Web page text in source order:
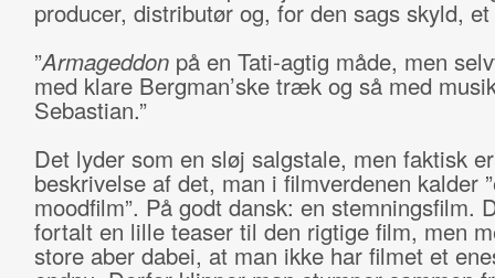
producer, distributør og, for den sags skyld,
”Armageddonpå en Tati-agtig måde, men
med klare Bergman’ske træk og så med
Sebastian.”
Det lyder som en sløj salgstale, men faktisk
beskrivelse af det, man i filmverdenen kalder
moodfilm”. På godt dansk: en stemningsfilm.
fortalt en lille teaser til den rigtige film, men
store aber dabei, at man ikke har filmet et